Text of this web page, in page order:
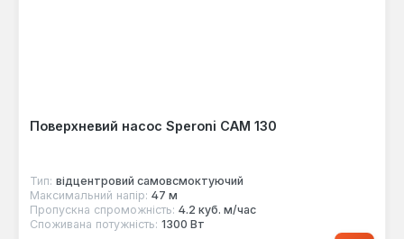
Поверхневий насос Speroni CAM 130
Тип: відцентровий самовсмоктуючий
Максимальний напір: 47 м
Пропускна спроможність: 4.2 куб. м/час
Споживана потужність: 1300 Вт